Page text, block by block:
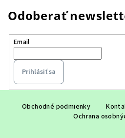
Odoberať
Email
Prihlásiť sa
Obchodné podmienky
Ochrana